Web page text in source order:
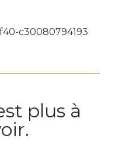
c30080794193
plus à